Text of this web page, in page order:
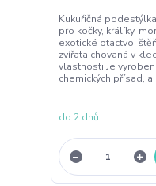
Kukuřičná
pro kočky, králíky,
exotické ptactvo,
zvířata chovaná v
vlastnosti.Je
chemických přísad,
do 2 dnů